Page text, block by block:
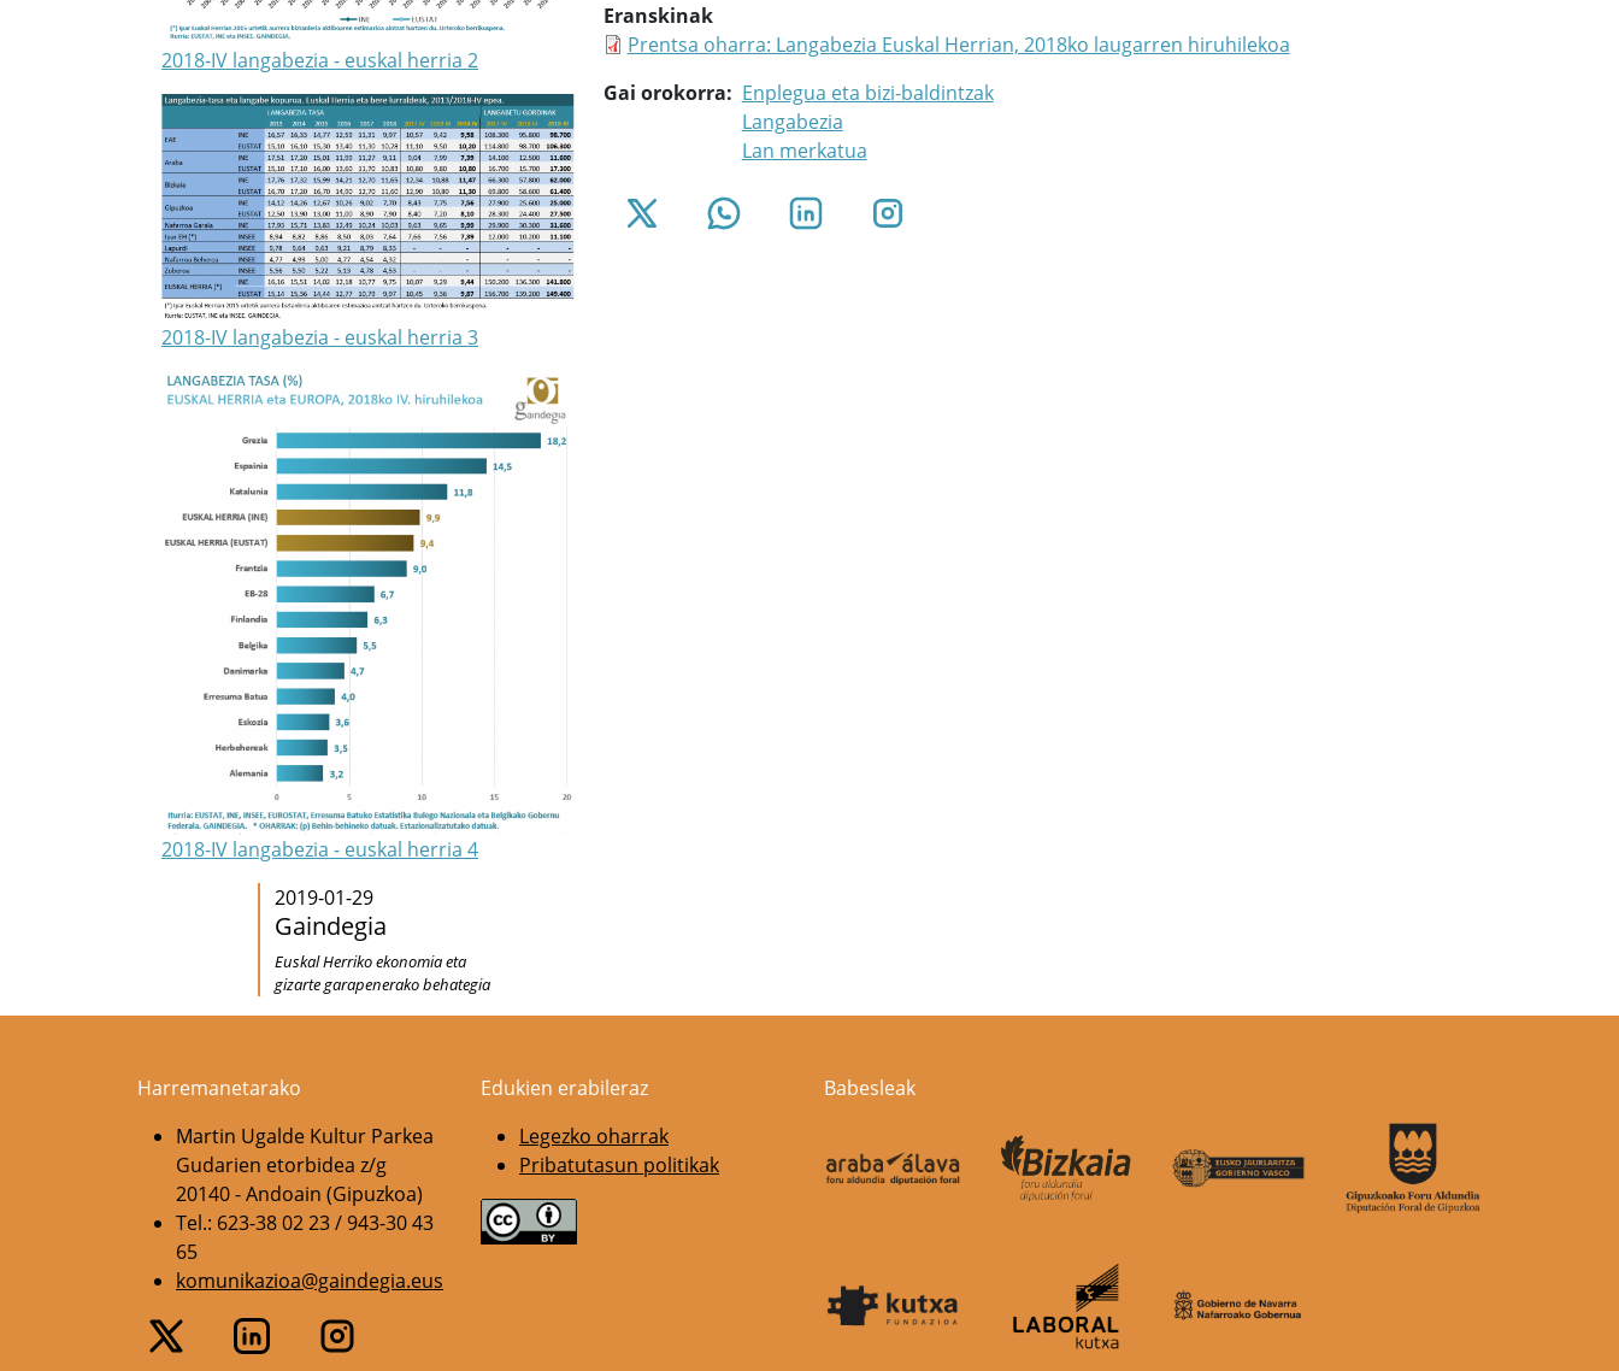
2018-IV langabezia - euskal herria 2
2018-IV langabezia - euskal herria 3
2018-IV langabezia - euskal herria 4
2019-01-29
Gaindegia
Euskal Herriko ekonomia eta
gizarte garapenerako behategia
Eranskinak
Prentsa oharra: Langabezia Euskal Herrian, 2018ko laugarren hiruhilekoa
Gai orokorra
Enplegua eta bizi-baldintzak
Langabezia
Lan merkatua
Harremanetarako
Martin Ugalde Kultur Parkea
Gudarien etorbidea z/g
20140 - Andoain (Gipuzkoa)
Tel.: 623-38 02 23 / 943-30 43
65
komunikazioa@gaindegia.eus
Edukien erabileraz
Legezko oharrak
Pribatutasun politikak
Babesleak